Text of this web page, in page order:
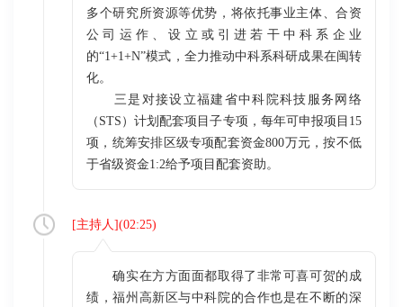
多个研究所资源等优势，将依托事业主体、合资
公司运作、设立或引进若干中科系企业
的“1+1+N”模式，全力推动中科系科研成果在闽转
化。
三是对接设立福建省中科院科技服务网络
（STS）计划配套项目子专项，每年可申报项目15
项，统筹安排区级专项配套资金800万元，按不低
于省级资金1:2给予项目配套资助。
[主持人](02:25)
确实在方方面面都取得了非常可喜可贺的成
绩，福州高新区与中科院的合作也是在不断的深